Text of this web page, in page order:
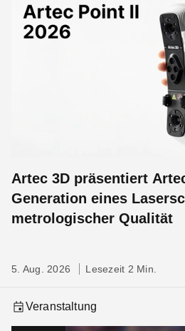
Artec 3D präsentiert
Generation eines
metrologischer Qualität
5. Aug. 2026 Lesezeit 2 Min.
Veranstaltung